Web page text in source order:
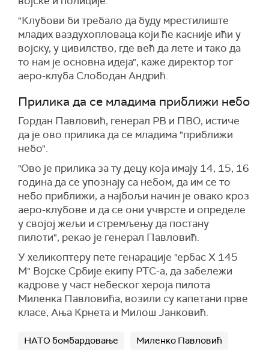
"Клубови би требало да буду мрестилиште
младих ваздухопловаца који ће касније ићи у
војску, у цивилство, где већ да лете и тако да
то нам је основна идеја", каже директор тог
аеро-клуба Слободан Андрић.
Прилика да се младима приближи небо
Гордан Павловић, генерал РВ и ПВО, истиче
да је ово прилика да се младима "приближи
небо".
"Ово је прилика за ту децу која имају 14, 15, 16
година да се упознају са небом, да им се то
небо приближи, а најбољи начин је овако кроз
аеро-клубове и да се они учврсте и определе
у својој жељи и стремљењу да постану
пилоти", рекао је генерал Павловић.
У хеликоптеру пете генарације "ербас Х 145
М" Војске Србије екипу РТС-а, да забележи
кадрове у част небеског хероја пилота
Миленка Павловића, возили су капетани прве
класе, Ања Крнета и Милош Јанковић.
НАТО бомбардовање Миленко Павловић